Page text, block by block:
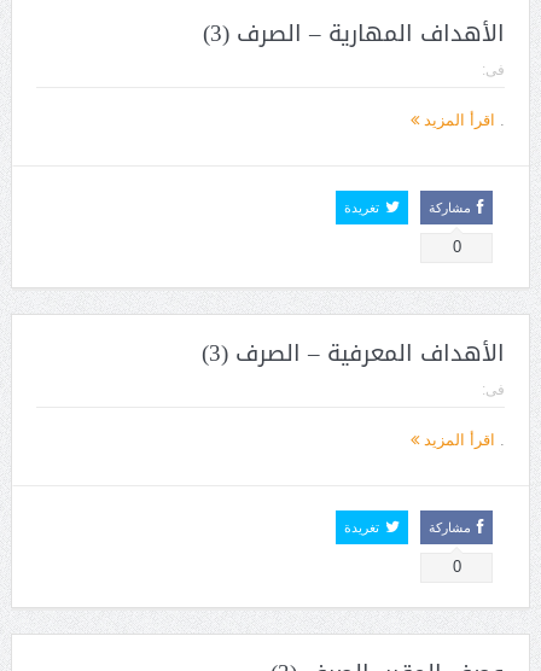
الأهداف المهارية – الصرف (3)
فى:
. اقرأ المزيد
مشاركة
0
تغريدة
الأهداف المعرفية – الصرف (3)
فى:
. اقرأ المزيد
مشاركة
0
تغريدة